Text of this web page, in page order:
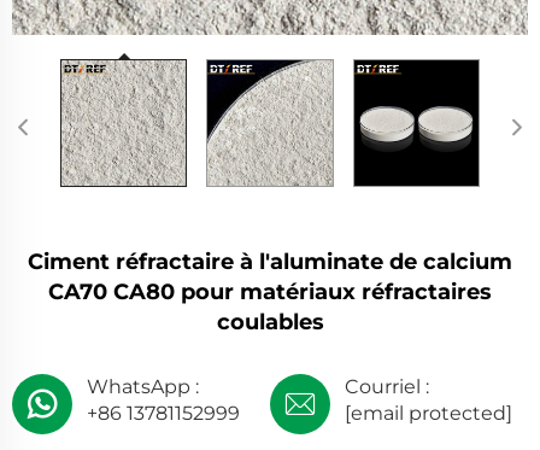
Ciment réfractaire à l'aluminate de calcium
CA70 CA80 pour matériaux réfractaires
coulables
WhatsApp :
+86 13781152999
Courriel :
[email protected]